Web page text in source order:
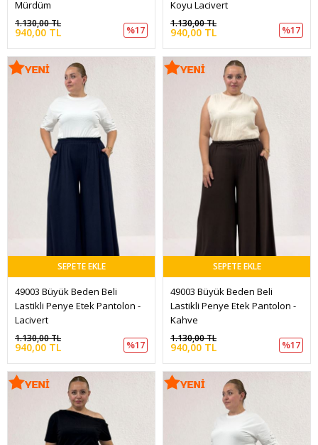
Mürdüm
940,00 TL
1.130,00 TL
%17
Koyu Lacivert
940,00 TL
1.130,00 TL
%17
SEPETE EKLE
49003 Büyük Beden Beli
Lastikli Penye Etek Pantolon -
Lacivert
940,00 TL
1.130,00 TL
%17
SEPETE EKLE
49003 Büyük Beden Beli
Lastikli Penye Etek Pantolon -
Kahve
940,00 TL
1.130,00 TL
%17